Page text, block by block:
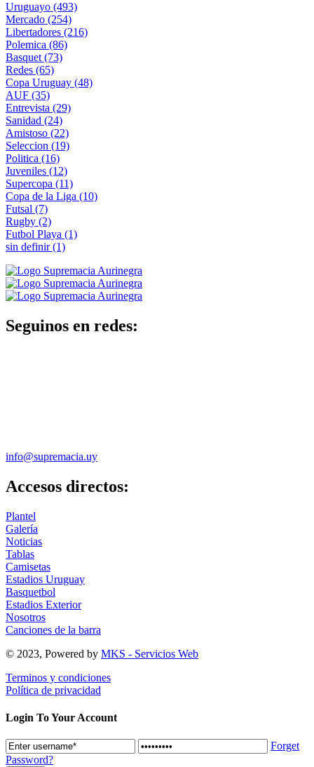
Uruguayo (493)
Mercado (254)
Libertadores (216)
Polemica (86)
Basquet (73)
Redes (65)
Copa Uruguay (48)
AUF (35)
Entrevista (29)
Sanidad (24)
Amistoso (22)
Seleccion (19)
Politica (16)
Juveniles (12)
Supercopa (11)
Copa de la Liga (10)
Futsal (7)
Rugby (2)
Futbol Playa (1)
sin definir(1)
Seguinos en redes:
info@supremacia.uy
Accesos directos:
Plantel
Galería
Noticias
Tablas
Camisetas
Estadios Uruguay
Basquetbol
Estadios Exterior
Nosotros
Canciones de la barra
© 2023, Powered by MKS - Servicios Web
Terminos y condiciones
Política de privacidad
Login To Your Account
Forget
Password?